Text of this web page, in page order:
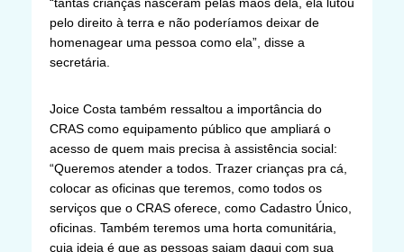
pelo direito à terra e não poderíamos deixar de
homenagear uma pessoa como ela”, disse a
secretária.
Joice Costa também ressaltou a importância do
CRAS como equipamento público que ampliará o
acesso de quem mais precisa à assistência social:
“Queremos atender a todos. Trazer crianças pra cá,
colocar as oficinas que teremos, como todos os
serviços que o CRAS oferece, como Cadastro Único,
oficinas. Também teremos uma horta comunitária,
cuja ideia é que as pessoas saiam daqui com sua